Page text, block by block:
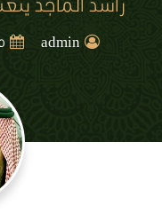
رؤية 2030راشد الماجد
admin